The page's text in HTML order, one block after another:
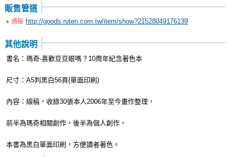
販售管道
通販 http://goods.ruten.com.tw/item/show?21528049176139
其他說明
書名：瑪奇-喜歡豆豆眼嗎？10周年紀念著色本
尺寸：A5判黑白56頁(單面印刷)
內容：線稿，收錄30張本人2006年至今畫作整理，
前半為瑪奇相關創作，後半為個人創作，
本書為黑白單面印刷，方便讀者著色。